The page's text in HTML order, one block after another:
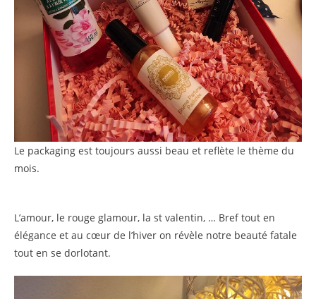
Le packaging est toujours aussi beau et reflète le thème du
mois.
L’amour, le rouge glamour, la st valentin, … Bref tout en
élégance et au cœur de l’hiver on révèle notre beauté fatale
tout en se dorlotant.